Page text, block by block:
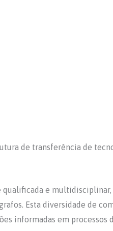
de transferência de
qualificada e
Esta diversidade de
informadas em processos